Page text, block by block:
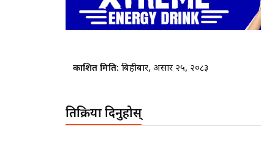
प्रकाशित मिति: बिहीबार, असार २५, २०८३
प्रतिक्रिया दिनुहोस्